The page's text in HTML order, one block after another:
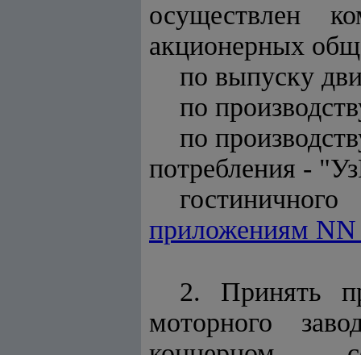
осуществлен
акционерных
по выпуску
по
по
потребления -
приложениям NN
2. Принять
моторного